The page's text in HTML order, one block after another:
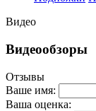
Видео
Видеообзоры
Отзывы
Ваше имя:
Ваша оценка: